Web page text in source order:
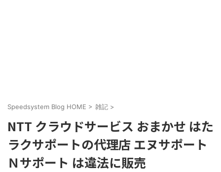
Speedsystem Blog HOME > 雑記 >
NTT クラウドサービス おまかせ はた
ラクサポートの代理店 エヌサポート
Ｎサポート は違法に販売